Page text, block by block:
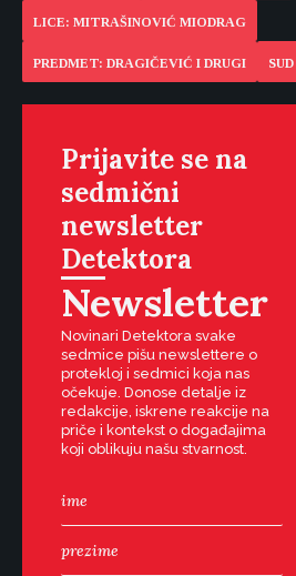
LICE: MITRAŠINOVIĆ MIODRAG
PREDMET: DRAGIČEVIĆ I DRUGI
Prijavite se na
sedmični
newsletter
Detektora
Newsletter
Novinari Detektora svake
sedmice pišu newslettere o
protekloj i sedmici koja nas
očekuje. Donose detalje iz
redakcije, iskrene reakcije na
priče i kontekst o događajima
koji oblikuju našu stvarnost.